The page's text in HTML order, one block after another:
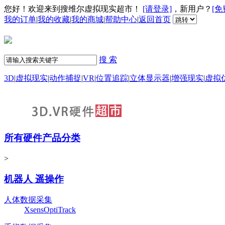
您好！欢迎来到搜维尔虚拟现实超市！ [请登录] ，新用户？ [免
我的订单|我的收藏|我的商城|帮助中心|返回首页
搜 索
3D|虚拟现实|动作捕捉|VR|位置追踪|立体显示器|增强现实|虚拟
所有硬件产品分类
>
机器人 遥操作
人体数据采集
XsensOptiTrack